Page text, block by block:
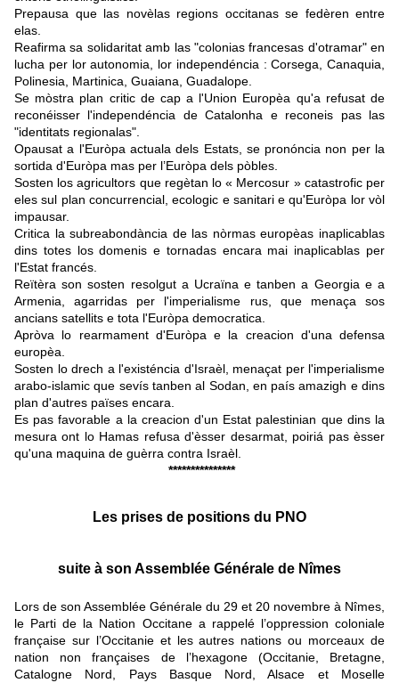
Prepausa que las novèlas regions occitanas se fedèren entre
elas.
Reafirma sa solidaritat amb las "colonias francesas d'otramar" en
lucha per lor autonomia, lor independéncia : Corsega, Canaquia,
Polinesia, Martinica, Guaiana, Guadalope.
Se mòstra plan critic de cap a l'Union Europèa qu'a refusat de
reconéisser l'independéncia de Catalonha e reconeis pas las
"identitats regionalas".
Opausat a l'Euròpa actuala dels Estats, se pronóncia non per la
sortida d'Euròpa mas per l’Euròpa dels pòbles.
Sosten los agricultors que regètan lo « Mercosur » catastrofic per
eles sul plan concurrencial, ecologic e sanitari e qu'Euròpa lor vòl
impausar.
Critica la subreabondància de las nòrmas europèas inaplicablas
dins totes los domenis e tornadas encara mai inaplicablas per
l'Estat francés.
Reïtèra son sosten resolgut a Ucraïna e tanben a Georgia e a
Armenia, agarridas per l'imperialisme rus, que menaça sos
ancians satellits e tota l'Euròpa democratica.
Apròva lo rearmament d'Euròpa e la creacion d'una defensa
europèa.
Sosten lo drech a l'existéncia d'Israèl, menaçat per l'imperialisme
arabo-islamic que sevís tanben al Sodan, en país amazigh e dins
plan d'autres païses encara.
Es pas favorable a la creacion d'un Estat palestinian que dins la
mesura ont lo Hamas refusa d'èsser desarmat, poiriá pas èsser
qu'una maquina de guèrra contra Israèl.
***************
Les prises de positions du PNO
suite à son Assemblée Générale de Nîmes
Lors de son Assemblée Générale du 29 et 20 novembre à Nîmes,
le Parti de la Nation Occitane a rappelé l’oppression coloniale
française sur l’Occitanie et les autres nations ou morceaux de
nation non françaises de l’hexagone (Occitanie, Bretagne,
Catalogne Nord, Pays Basque Nord, Alsace et Moselle